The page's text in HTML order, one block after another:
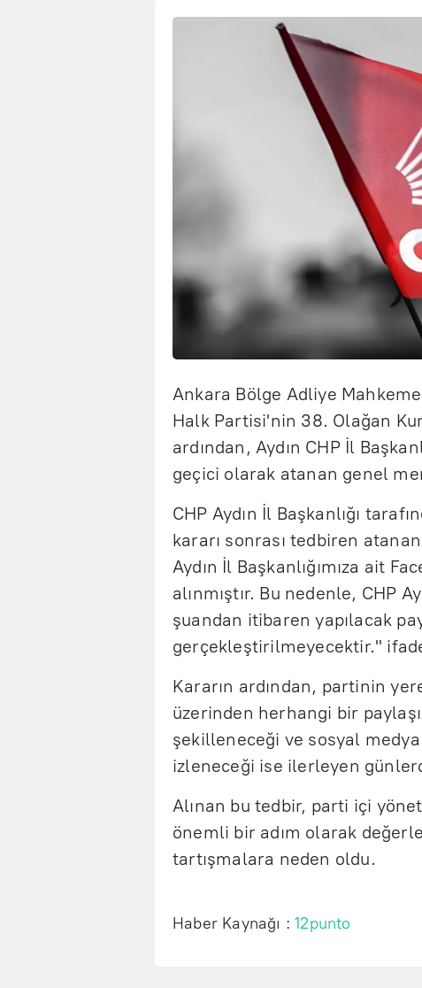
Ankara Bölge Adliye
Halk Partisi'nin 38. Olağan
ardından, Aydın CHP İl
geçici olarak atanan genel
CHP Aydın İl Başkanlığı
kararı sonrası tedbiren
Aydın İl Başkanlığımıza ait
alınmıştır. Bu nedenle, CHP
şuandan itibaren yapılacak
gerçekleştirilmeyecektir."
Kararın ardından, partinin
üzerinden herhangi bir
şekilleneceği ve sosyal
izleneceği ise ilerleyen
Alınan bu tedbir, parti içi
önemli bir adım olarak
tartışmalara neden oldu.
Haber Kaynağı :12punto